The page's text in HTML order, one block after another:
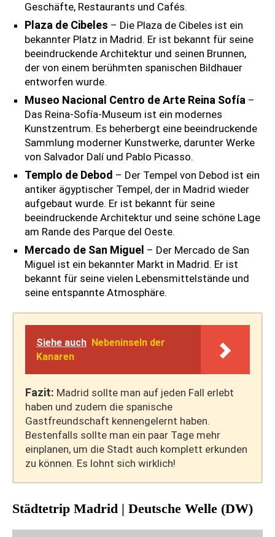
Geschäfte, Restaurants und Cafés.
Plaza de Cibeles – Die Plaza de Cibeles ist ein
bekannter Platz in Madrid. Er ist bekannt für seine
beeindruckende Architektur und seinen Brunnen,
der von einem berühmten spanischen Bildhauer
entworfen wurde.
Museo Nacional Centro de Arte Reina Sofía –
Das Reina-Sofía-Museum ist ein modernes
Kunstzentrum. Es beherbergt eine beeindruckende
Sammlung moderner Kunstwerke, darunter Werke
von Salvador Dalí und Pablo Picasso.
Templo de Debod – Der Tempel von Debod ist ein
antiker ägyptischer Tempel, der in Madrid wieder
aufgebaut wurde. Er ist bekannt für seine
beeindruckende Architektur und seine schöne Lage
am Rande des Parque del Oeste.
Mercado de San Miguel – Der Mercado de San
Miguel ist ein bekannter Markt in Madrid. Er ist
bekannt für seine vielen Lebensmittelstände und
seine entspannte Atmosphäre.
Siehe auch Nebeninseln der
Kanaren
Fazit: Madrid sollte man auf jeden Fall erlebt
haben und zudem die spanische
Gastfreundschaft kennengelernt haben.
Bestenfalls sollte man ein paar Tage mehr
einplanen, um die Stadt auch komplett erkunden
zu können. Es lohnt sich wirklich!
Städtetrip Madrid | Deutsche Welle (DW)